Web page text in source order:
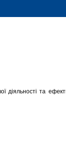
діяльності та